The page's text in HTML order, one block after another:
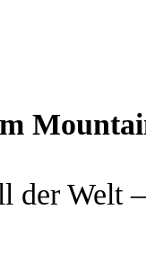
der Welt